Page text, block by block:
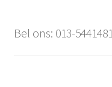
Bel ons: 013-5441481